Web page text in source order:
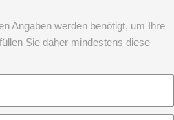
Angaben werden benötigt, um Ihre
Sie daher mindestens diese